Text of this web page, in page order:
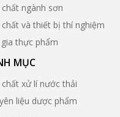
ngành sơn
chất và thiết bị thí nghiệm
thực phẩm
MỤC
chất xử lí nước thải
liệu dược phẩm